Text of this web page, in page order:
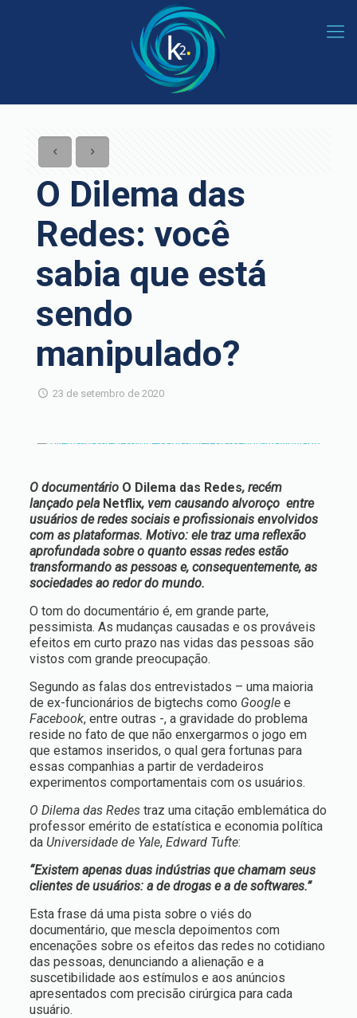
O Dilema das
Redes: você
sabia que está
sendo
manipulado?
23 de setembro de 2020
O documentário O Dilema das Redes, recém
lançado pela Netflix, vem causando alvoroço entre
usuários de redes sociais e profissionais envolvidos
com as plataformas. Motivo: ele traz uma reflexão
aprofundada sobre o quanto essas redes estão
transformando as pessoas e, consequentemente, as
sociedades ao redor do mundo.
O tom do documentário é, em grande parte,
pessimista. As mudanças causadas e os prováveis
efeitos em curto prazo nas vidas das pessoas são
vistos com grande preocupação.
Segundo as falas dos entrevistados – uma maioria
de ex-funcionários de bigtechs como Google e
Facebook, entre outras -, a gravidade do problema
reside no fato de que não enxergarmos o jogo em
que estamos inseridos, o qual gera fortunas para
essas companhias a partir de verdadeiros
experimentos comportamentais com os usuários.
O Dilema das Redestraz uma citação emblemática do
professor emérito de estatística e economia política
da Universidade de Yale, Edward Tufte:
“Existem apenas duas indústrias que chamam seus
clientes de usuários: a de drogas e a de softwares.”
Esta frase dá uma pista sobre o viés do
documentário, que mescla depoimentos com
encenações sobre os efeitos das redes no cotidiano
das pessoas, denunciando a alienação e a
suscetibilidade aos estímulos e aos anúncios
apresentados com precisão cirúrgica para cada
usuário.